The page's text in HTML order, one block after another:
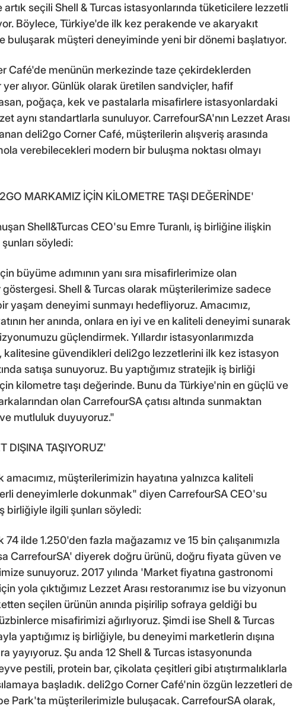
artık seçili Shell & Turcas istasyonlarında tüketicilere lezzetli
Böylece, Türkiye'de ilk kez perakende ve akaryakıt
buluşarak müşteri deneyiminde yeni bir dönemi başlatıyor.
Café'de menünün merkezinde taze çekirdeklerden
yer alıyor. Günlük olarak üretilen sandviçler, hafif
poğaça, kek ve pastalarla misafirlere istasyonlardaki
aynı standartlarla sunuluyor. CarrefourSA'nın Lezzet Arası
deli2go Corner Café, müşterilerin alışveriş arasında
verebilecekleri modern bir buluşma noktası olmayı
MARKAMIZ İÇİN KİLOMETRE TAŞI DEĞERİNDE'
Shell&Turcas CEO'su Emre Turanlı, iş birliğine ilişkin
söyledi:
büyüme adımının yanı sıra misafirlerimize olan
göstergesi. Shell & Turcas olarak müşterilerimize sadece
yaşam deneyimi sunmayı hedefliyoruz. Amacımız,
her anında, onlara en iyi ve en kaliteli deneyimi sunarak
güçlendirmek. Yıllardır istasyonlarımızda
güvendikleri deli2go lezzetlerini ilk kez istasyon
satışa sunuyoruz. Bu yaptığımız stratejik iş birliği
kilometre taşı değerinde. Bunu da Türkiye'nin en güçlü ve
olan CarrefourSA çatısı altında sunmaktan
mutluluk duyuyoruz."
DIŞINA TAŞIYORUZ'
müşterilerimizin hayatına yalnızca kaliteli
deneyimlerle dokunmak" diyen CarrefourSA CEO'su
birliğiyle ilgili şunları söyledi:
ilde 1.250'den fazla mağazamız ve 15 bin çalışanımızla
CarrefourSA' diyerek doğru ürünü, doğru fiyata güven ve
sunuyoruz. 2017 yılında 'Market fiyatına gastronomi
yola çıktığımız Lezzet Arası restoranımız ise bu vizyonun
seçilen ürünün anında pişirilip sofraya geldiği bu
misafirimizi ağırlıyoruz. Şimdi ise Shell & Turcas
yaptığımız iş birliğiyle, bu deneyimi marketlerin dışına
yayıyoruz. Şu anda 12 Shell & Turcas istasyonunda
pestili, protein bar, çikolata çeşitleri gibi atıştırmalıklarla
başladık. deli2go Corner Café'nin özgün lezzetleri de
Park'ta müşterilerimizle buluşacak. CarrefourSA olarak,